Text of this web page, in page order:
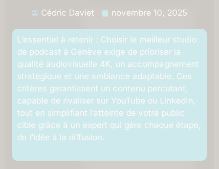
Cédric Daviet novembre 10, 2025
L’essentiel à retenir : Choisir le meilleur studio
de podcast à Genève exige de prioriser la
qualité audiovisuelle 4K, un accompagnement
stratégique et une ambiance adaptable. Ces
critères garantissent un contenu percutant,
capable de rivaliser sur YouTube ou LinkedIn,
tout en simplifiant l’atteinte de votre public
cible grâce à un expert qui gère chaque étape,
de l’idée à la diffusion.